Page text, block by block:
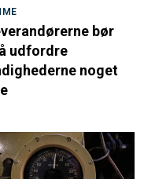
bør
udfordre
noget